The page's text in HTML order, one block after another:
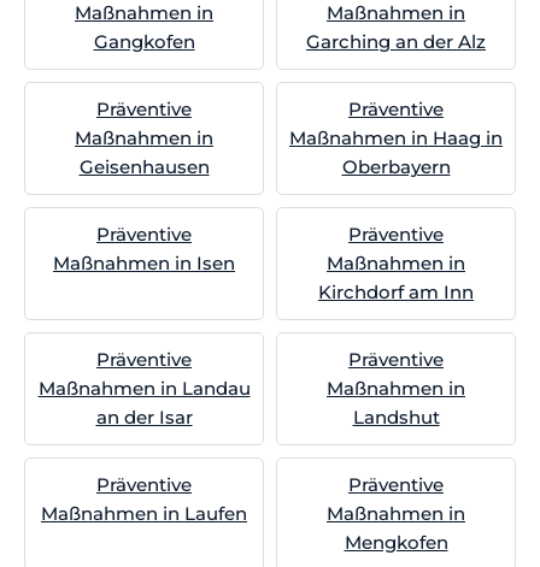
Maßnahmen in
Gangkofen
Maßnahmen in
Garching an der Alz
Präventive
Maßnahmen in
Geisenhausen
Präventive
Maßnahmen in Haag in
Oberbayern
Präventive
Maßnahmen in Isen
Präventive
Maßnahmen in
Kirchdorf am Inn
Präventive
Maßnahmen in Landau
an der Isar
Präventive
Maßnahmen in
Landshut
Präventive
Maßnahmen in Laufen
Präventive
Maßnahmen in
Mengkofen